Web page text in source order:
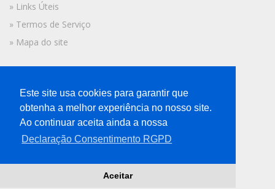
» Links Úteis
» Termos de Serviço
» Mapa do site
© 2019 A Voz do Algarve.
Todos os direitos reservados.
Este site usa cookies para garantir que
obtenha a melhor experiência no nosso site.
Ao continuar aceita ainda a nossa
Declaração Consentimento RGPD
Aceitar